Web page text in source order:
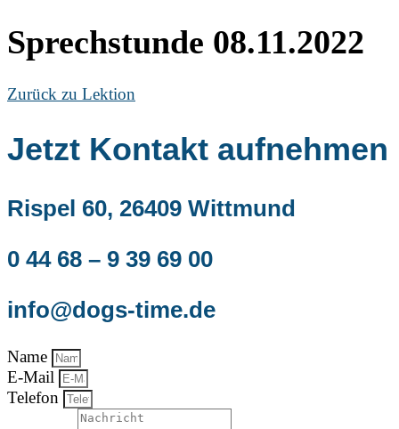
Sprechstunde 08.11.2022
Zurück zu Lektion
Jetzt Kontakt aufnehmen
Rispel 60, 26409 Wittmund
0 44 68 – 9 39 69 00
info@dogs-time.de
Name
E-Mail
Telefon